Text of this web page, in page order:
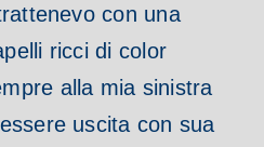
con una
ricci di color
alla mia sinistra
uscita con sua